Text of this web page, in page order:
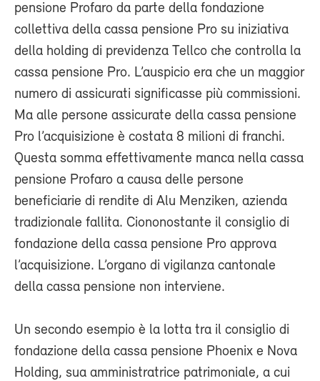
pensione Profaro da parte della fondazione
collettiva della cassa pensione Pro su iniziativa
della holding di previdenza Tellco che controlla la
cassa pensione Pro. L’auspicio era che un maggior
numero di assicurati significasse più commissioni.
Ma alle persone assicurate della cassa pensione
Pro l’acquisizione è costata 8 milioni di franchi.
Questa somma effettivamente manca nella cassa
pensione Profaro a causa delle persone
beneficiarie di rendite di Alu Menziken, azienda
tradizionale fallita. Ciononostante il consiglio di
fondazione della cassa pensione Pro approva
l’acquisizione. L’organo di vigilanza cantonale
della cassa pensione non interviene.
Un secondo esempio è la lotta tra il consiglio di
fondazione della cassa pensione Phoenix e Nova
Holding, sua amministratrice patrimoniale, a cui